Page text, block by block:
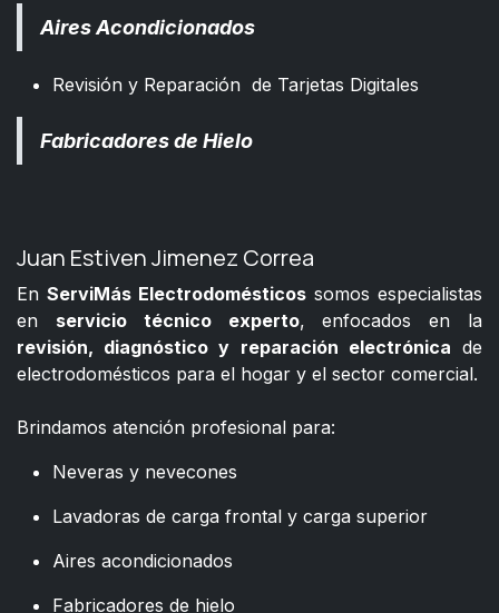
Aires Acondicionados
Revisión y Reparación de Tarjetas Digitales
Fabricadores de Hielo
Juan Estiven Jimenez Correa
En ServiMás Electrodomésticos somos especialistas
en servicio técnico experto, enfocados en la
revisión, diagnóstico y reparación electrónica de
electrodomésticos para el hogar y el sector comercial.
Brindamos atención profesional para:
Neveras y nevecones
Lavadoras de carga frontal y carga superior
Aires acondicionados
Fabricadores de hielo